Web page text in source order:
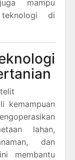
mampu
di
kemampuan
lahan,
dan
membantu